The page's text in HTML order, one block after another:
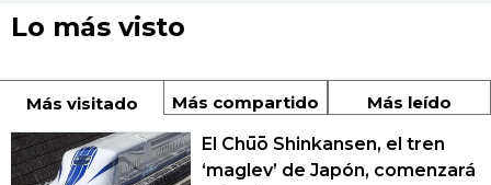
Lo más visto
Más visitado Más compartido Más leído
El Chūō Shinkansen, el tren
‘maglev’ de Japón, comenzará